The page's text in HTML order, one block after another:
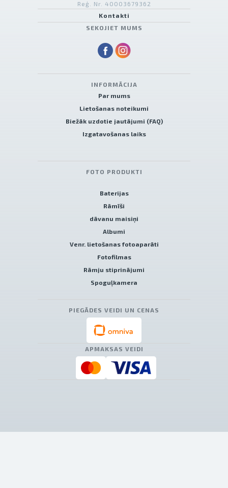
Reģ. Nr. 40003679362
Kontakti
SEKOJIET MUMS
INFORMĀCIJA
Par mums
Lietošanas noteikumi
Biežāk uzdotie jautājumi (FAQ)
Izgatavošanas laiks
FOTO PRODUKTI
Baterijas
Rāmīši
dāvanu maisiņi
Albumi
Venr. lietošanas fotoaparāti
Fotofilmas
Rāmju stiprinājumi
Spoguļkamera
PIEGĀDES VEIDI UN CENAS
APMAKSAS VEIDI